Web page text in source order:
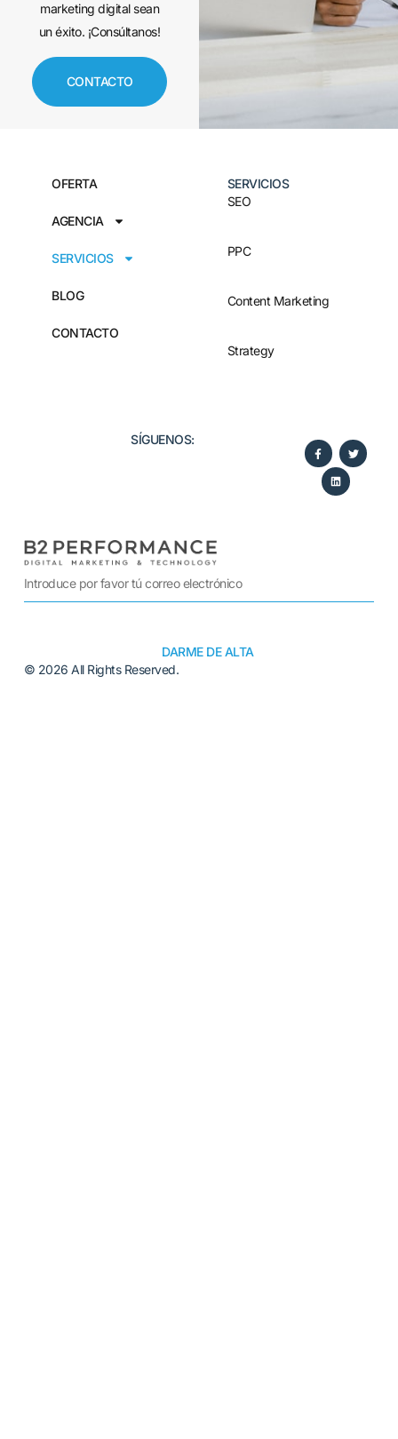
marketing digital sean
un éxito. ¡Consúltanos!
CONTACTO
DARME DE ALTA
Alternative:
© 2026 All Rights Reserved.
OFERTA
AGENCIA
SERVICIOS
BLOG
CONTACTO
SERVICIOS
SEO
PPC
Content Marketing
Strategy
SÍGUENOS:​